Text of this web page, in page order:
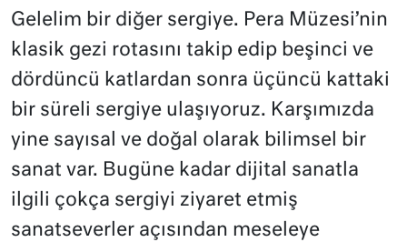
Gelelim bir diğer sergiye. Pera Müzesi’nin
klasik gezi rotasını takip edip beşinci ve
dördüncü katlardan sonra üçüncü kattaki
bir süreli sergiye ulaşıyoruz. Karşımızda
yine sayısal ve doğal olarak bilimsel bir
sanat var. Bugüne kadar dijital sanatla
ilgili çokça sergiyi ziyaret etmiş
sanatseverler açısından meseleye